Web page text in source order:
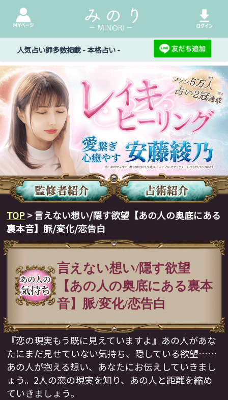
人気占い師多数掲載 - 本格占い -
TOP> 言えない想い/隠す欲望【あの人の奥底にある
裏本音】脈/変化/恋告白
言えない想い/隠す欲望
【あの人の奥底にある裏本
音】脈/変化/恋告白
『恋の現実もう既に見えていますよ』あの人があな
たにまだ見せていない気持ち、隠している欲望……
あの人が抱える想い、あなたにお伝えしていきまし
ょう。2人の恋の現実を知り、あの人と距離を縮め
ていきましょう。